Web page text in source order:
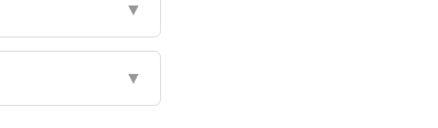
▼
▼